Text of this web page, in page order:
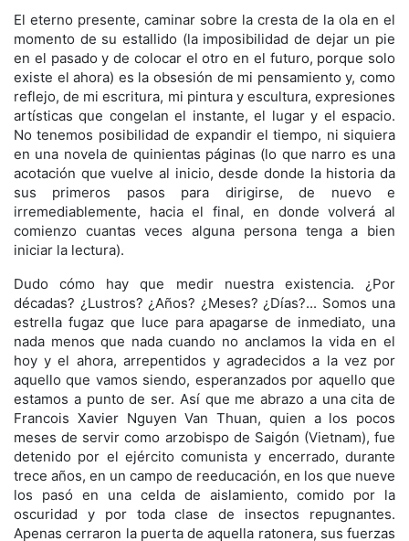
El eterno presente, caminar sobre la cresta de la ola en el
momento de su estallido (la imposibilidad de dejar un pie
en el pasado y de colocar el otro en el futuro, porque solo
existe el ahora) es la obsesión de mi pensamiento y, como
reflejo, de mi escritura, mi pintura y escultura, expresiones
artísticas que congelan el instante, el lugar y el espacio.
No tenemos posibilidad de expandir el tiempo, ni siquiera
en una novela de quinientas páginas (lo que narro es una
acotación que vuelve al inicio, desde donde la historia da
sus primeros pasos para dirigirse, de nuevo e
irremediablemente, hacia el final, en donde volverá al
comienzo cuantas veces alguna persona tenga a bien
iniciar la lectura).
Dudo cómo hay que medir nuestra existencia. ¿Por
décadas? ¿Lustros? ¿Años? ¿Meses? ¿Días?... Somos una
estrella fugaz que luce para apagarse de inmediato, una
nada menos que nada cuando no anclamos la vida en el
hoy y el ahora, arrepentidos y agradecidos a la vez por
aquello que vamos siendo, esperanzados por aquello que
estamos a punto de ser. Así que me abrazo a una cita de
Francois Xavier Nguyen Van Thuan, quien a los pocos
meses de servir como arzobispo de Saigón (Vietnam), fue
detenido por el ejército comunista y encerrado, durante
trece años, en un campo de reeducación, en los que nueve
los pasó en una celda de aislamiento, comido por la
oscuridad y por toda clase de insectos repugnantes.
Apenas cerraron la puerta de aquella ratonera, sus fuerzas